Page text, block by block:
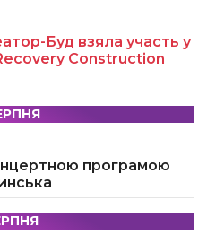
Буд взяла участь у
Construction
програмою